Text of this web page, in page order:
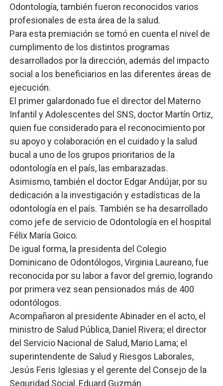
Odontología, también fueron reconocidos varios
profesionales de esta área de la salud.
Para esta premiación se tomó en cuenta el nivel de
cumplimento de los distintos programas
desarrollados por la dirección, además del impacto
social a los beneficiarios en las diferentes áreas de
ejecución.
El primer galardonado fue el director del Materno
Infantil y Adolescentes del SNS, doctor Martín Ortiz,
quien fue considerado para el reconocimiento por
su apoyo y colaboración en el cuidado y la salud
bucal a uno de los grupos prioritarios de la
odontología en el país, las embarazadas.
Asimismo, también el doctor Edgar Andújar, por su
dedicación a la investigación y estadísticas de la
odontología en el país. También se ha desarrollado
como jefe de servicio de Odontología en el hospital
Félix María Goico.
De igual forma, la presidenta del Colegio
Dominicano de Odontólogos, Virginia Laureano, fue
reconocida por su labor a favor del gremio, logrando
por primera vez sean pensionados más de 400
odontólogos.
Acompañaron al presidente Abinader en el acto, el
ministro de Salud Pública, Daniel Rivera; el director
del Servicio Nacional de Salud, Mario Lama; el
superintendente de Salud y Riesgos Laborales,
Jesús Feris Iglesias y el gerente del Consejo de la
Seguridad Social, Eduard Guzmán.